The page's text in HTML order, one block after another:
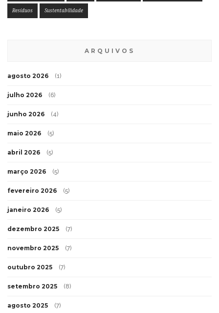
Resíduos Sustentabilidade
ARQUIVOS
agosto 2026 (1)
julho 2026 (6)
junho 2026 (4)
maio 2026 (5)
abril 2026 (5)
março 2026 (5)
fevereiro 2026 (5)
janeiro 2026 (5)
dezembro 2025 (7)
novembro 2025 (7)
outubro 2025 (7)
setembro 2025 (8)
agosto 2025 (7)